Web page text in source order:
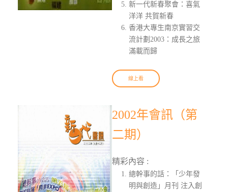
新一代新春聚會：喜氣
洋洋 共賀新春
香港大專生南京實習交
流計劃2003：成長之旅
滿載而歸
線上看
2002年會訊（第
二期）
精彩內容 :
總幹事的話：「少年發
明與創造」月刊 注入創